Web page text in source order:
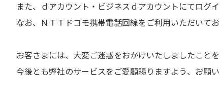
また、ｄアカウント・ビジネスｄアカウントにてログ
なお、ＮＴＴドコモ携帯電話回線をご利用いただいて
お客さまには、大変ご迷惑をおかけいたしましたことを
今後とも弊社のサービスをご愛顧賜りますよう、お願い